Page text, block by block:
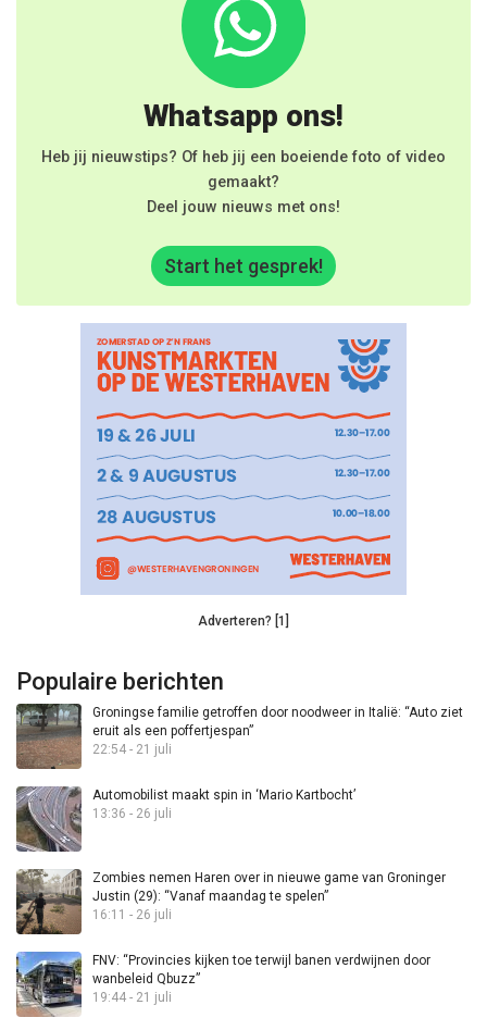
Whatsapp ons!
Heb jij nieuwstips? Of heb jij een boeiende foto of video
gemaakt?
Deel jouw nieuws met ons!
Start het gesprek!
Adverteren? [1]
Populaire berichten
Groningse familie getroffen door noodweer in Italië: “Auto ziet
eruit als een poffertjespan”
22:54 - 21 juli
Automobilist maakt spin in ‘Mario Kartbocht’
13:36 - 26 juli
Zombies nemen Haren over in nieuwe game van Groninger
Justin (29): “Vanaf maandag te spelen”
16:11 - 26 juli
FNV: “Provincies kijken toe terwijl banen verdwijnen door
wanbeleid Qbuzz”
19:44 - 21 juli